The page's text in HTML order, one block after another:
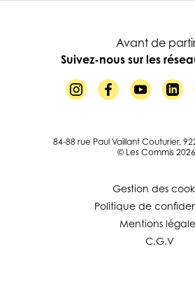
Avant de
Suivez-nous sur les
84-88 rue Paul Vaillant Couturier,
© Les Commis 2026
Gestion des
Politique de
Mentions
C.G.V